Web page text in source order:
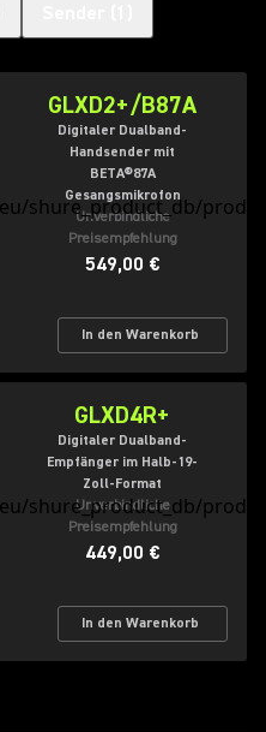
GLXD2+/B87A
Digitaler Dualband-
Handsender mit
BETA®87A
Gesangsmikrofon
Unverbindliche
Preisempfehlung
549,00 €
In den Warenkorb
GLXD4R+
Digitaler Dualband-
Empfänger im Halb-19-
Zoll-Format
Unverbindliche
Preisempfehlung
449,00 €
In den Warenkorb